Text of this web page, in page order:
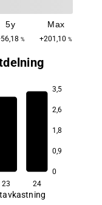
5y
%
Max
+201,10 %
3,5
2,6
1,8
0,9
0
23 24